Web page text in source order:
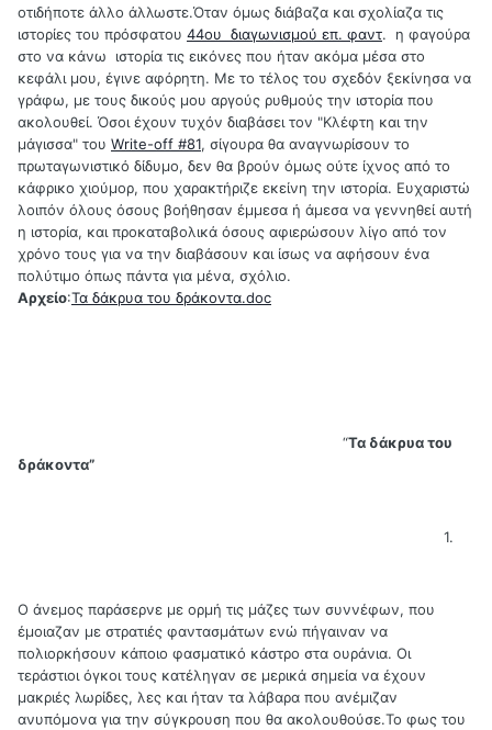
οτιδήποτε άλλο άλλωστε.Όταν όμως διάβαζα και σχολίαζα τις
ιστορίες του πρόσφατου 44ου διαγωνισμού επ. φαντ. η φαγούρα
στο να κάνω ιστορία τις εικόνες που ήταν ακόμα μέσα στο
κεφάλι μου, έγινε αφόρητη. Με το τέλος του σχεδόν ξεκίνησα να
γράφω, με τους δικούς μου αργούς ρυθμούς την ιστορία που
ακολουθεί. Όσοι έχουν τυχόν διαβάσει τον "Κλέφτη και την
μάγισσα" του Write-off #81, σίγουρα θα αναγνωρίσουν το
πρωταγωνιστικό δίδυμο, δεν θα βρούν όμως ούτε ίχνος από το
κάφρικο χιούμορ, που χαρακτήριζε εκείνη την ιστορία. Ευχαριστώ
λοιπόν όλους όσους βοήθησαν έμμεσα ή άμεσα να γεννηθεί αυτή
η ιστορία, και προκαταβολικά όσους αφιερώσουν λίγο από τον
χρόνο τους για να την διαβάσουν και ίσως να αφήσουν ένα
πολύτιμο όπως πάντα για μένα, σχόλιο.
Αρχείο:Τα δάκρυα του δράκοντα.doc
“Τα δάκρυα του
δράκοντα”
1.
Ο άνεμος παράσερνε με ορμή τις μάζες των συννέφων, που
έμοιαζαν με στρατιές φαντασμάτων ενώ πήγαιναν να
πολιορκήσουν κάποιο φασματικό κάστρο στα ουράνια. Οι
τεράστιοι όγκοι τους κατέληγαν σε μερικά σημεία να έχουν
μακριές λωρίδες, λες και ήταν τα λάβαρα που ανέμιζαν
ανυπόμονα για την σύγκρουση που θα ακολουθούσε.Το φως του